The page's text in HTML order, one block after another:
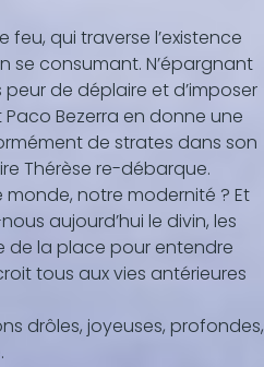
feu, qui traverse l’existence
se consumant. N’épargnant
de déplaire et d’imposer
Bezerra en donne une
de strates dans son
Thérèse re-débarque.
notre modernité ? Et
aujourd’hui le divin, les
de la place pour entendre
tous aux vies antérieures
drôles, joyeuses, profondes,